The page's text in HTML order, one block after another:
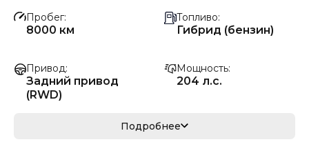
Пробег
8000 км
Топливо
Гибрид (бензин)
Привод
Задний привод
(RWD)
Мощность
204 л.с.
150 кВ
Подробнее